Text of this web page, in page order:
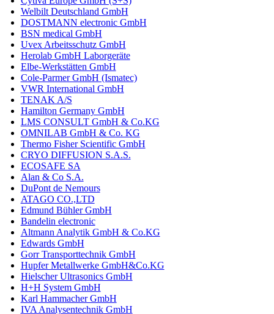
Welbilt Deutschland GmbH
DOSTMANN electronic GmbH
BSN medical GmbH
Uvex Arbeitsschutz GmbH
Herolab GmbH Laborgeräte
Elbe-Werkstätten GmbH
Cole-Parmer GmbH (Ismatec)
VWR International GmbH
TENAK A/S
Hamilton Germany GmbH
LMS CONSULT GmbH & Co.KG
OMNILAB GmbH & Co. KG
Thermo Fisher Scientific GmbH
CRYO DIFFUSION S.A.S.
ECOSAFE SA
Alan & Co S.A.
DuPont de Nemours
ATAGO CO.,LTD
Edmund Bühler GmbH
Bandelin electronic
Altmann Analytik GmbH & Co.KG
Edwards GmbH
Gorr Transporttechnik GmbH
Hupfer Metallwerke GmbH&Co.KG
Hielscher Ultrasonics GmbH
H+H System GmbH
Karl Hammacher GmbH
IVA Analysentechnik GmbH